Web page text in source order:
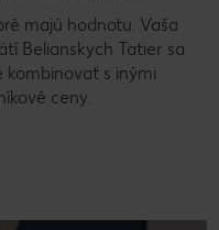
majú hodnotu. Vaša
Belianskych Tatier sa
kombinovať s inými
ceny.